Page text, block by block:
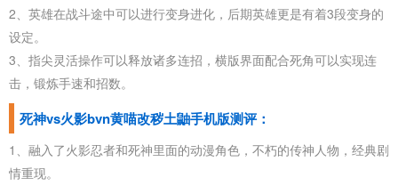
2、英雄在战斗途中可以进行变身进化，后期英雄更是有着3段变身的
设定。
3、指尖灵活操作可以释放诸多连招，横版界面配合死角可以实现连
击，锻炼手速和招数。
死神vs火影bvn黄喵改秽土鼬手机版测评：
1、融入了火影忍者和死神里面的动漫角色，不朽的传神人物，经典剧
情重现。